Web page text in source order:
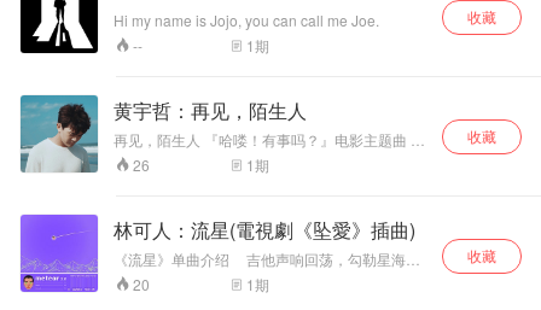
悔，专辑里面收录
了六首歌，一部分
是对感情的抒发，
类的歌曲，希望大
家会喜欢
持距离”，但是对书
彦来说，与家人朋
了”，抒发异乡游子
的感慨，但是书彦
世界也许能少一分
遗憾，多一分温
暖。”
情，向更好的另一段前进。
Hi my name is Jojo, you can call me Joe.
--
1期
收藏
黄宇哲：再见，陌生人
再见，陌生人 『哈喽！有事吗？』电影主题曲 千
万点阅神曲歌手制作人黄宇哲这次为『哈喽！有
事吗？』电影打造两首主题曲。 第一首为『我不
唱『再见。陌生人』。
26 1期
收藏
林可人：流星(電視劇《坠愛》插曲)
《流星》单曲介绍 吉他声响回荡，勾勒星海运
行轨迹 抬头仰望寻找最真实而完整的自己 钢琴不
断敲击，犹如蠢蠢欲动的心 伴随鼓点层层堆砌埋
20 1期
收藏